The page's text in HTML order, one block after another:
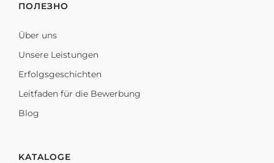
ПОЛЕЗНО
Über uns
Unsere Leistungen
Erfolgsgeschichten
Leitfaden für die Bewerbung
Blog
KATALOGE